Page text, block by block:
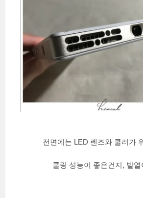
전면에는 LED 렌즈와 쿨러가
쿨링 성능이 좋은건지, 발열